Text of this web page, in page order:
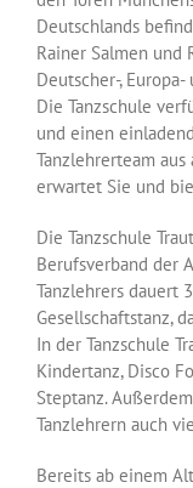
Deutschlands
Rainer Salmen und
Deutscher-,
Die Tanzschule
und einen
Tanzlehrerteam
erwartet Sie und
Die Tanzschule
Berufsverband der
Tanzlehrers dauert
Gesellschaftstanz,
In der Tanzschule
Kindertanz, Disco
Steptanz.
Tanzlehrern auch
Bereits ab einem